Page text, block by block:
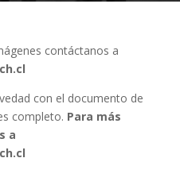
contáctanos a
con el documento de
completo. Para más
a